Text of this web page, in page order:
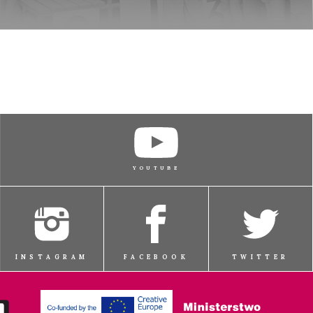
KUP BILET
KUP BILET
KUP BILET
YOUTUBE
INSTAGRAM FACEBOOK TWITTER